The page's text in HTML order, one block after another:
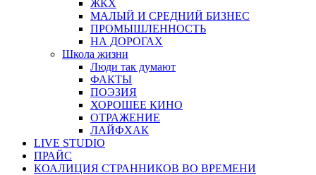
ЖКХ
МАЛЫЙ И СРЕДНИЙ БИЗНЕС
ПРОМЫШЛЕННОСТЬ
НА ДОРОГАХ
Школа жизни
Люди так думают
ФАКТЫ
ПОЭЗИЯ
ХОРОШЕЕ КИНО
ОТРАЖЕНИЕ
ЛАЙФХАК
LIVE STUDIO
ПРАЙС
КОАЛИЦИЯ СТРАННИКОВ ВО ВРЕМЕНИ